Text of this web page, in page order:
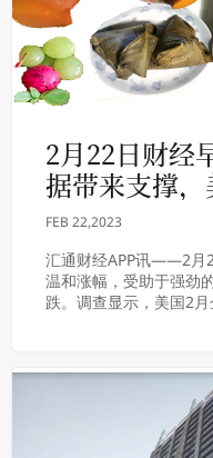
2月22日财经
据带来支撑
FEB 22,2023
汇通财经APP讯——2月
温和涨幅，受助于强劲
跌。调查显示，美国2